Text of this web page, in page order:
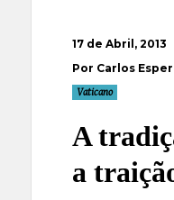
17 de Abril, 2013
Por Carlos
Vaticano
A
a